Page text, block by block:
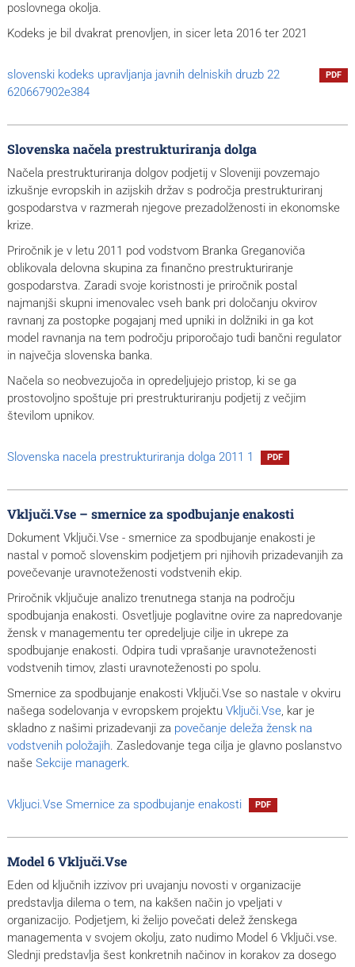
poslovnega okolja.
Kodeks je bil dvakrat prenovljen, in sicer leta 2016 ter 2021
slovenski kodeks upravljanja javnih delniskih druzb 22
620667902e384
PDF
Slovenska načela prestrukturiranja dolga
Načela prestrukturiranja dolgov podjetij v Sloveniji povzemajo
izkušnje evropskih in azijskih držav s področja prestrukturiranj
gospodarstva v razmerah njegove prezadolženosti in ekonomske
krize.
Priročnik je v letu 2011 pod vodstvom Branka Greganoviča
oblikovala delovna skupina za finančno prestrukturiranje
gospodarstva. Zaradi svoje koristnosti je priročnik postal
najmanjši skupni imenovalec vseh bank pri določanju okvirov
ravnanj za postopke pogajanj med upniki in dolžniki in ga kot
model ravnanja na tem področju priporočajo tudi bančni regulator
in največja slovenska banka.
Načela so neobvezujoča in opredeljujejo pristop, ki se ga
prostovoljno spoštuje pri prestrukturiranju podjetij z večjim
številom upnikov.
Slovenska nacela prestrukturiranja dolga 2011 1 PDF
Vključi.Vse – smernice za spodbujanje enakosti
Dokument Vključi.Vse - smernice za spodbujanje enakosti je
nastal v pomoč slovenskim podjetjem pri njihovih prizadevanjih za
povečevanje uravnoteženosti vodstvenih ekip.
Priročnik vključuje analizo trenutnega stanja na področju
spodbujanja enakosti. Osvetljuje poglavitne ovire za napredovanje
žensk v managementu ter opredeljuje cilje in ukrepe za
spodbujanje enakosti. Odpira tudi vprašanje uravnoteženosti
vodstvenih timov, zlasti uravnoteženosti po spolu.
Smernice za spodbujanje enakosti Vključi.Vse so nastale v okviru
našega sodelovanja v evropskem projektu Vključi.Vse, kar je
skladno z našimi prizadevanji za povečanje deleža žensk na
vodstvenih položajih. Zasledovanje tega cilja je glavno poslanstvo
naše Sekcije managerk.
Vkljuci.Vse Smernice za spodbujanje enakosti PDF
Model 6 Vključi.Vse
Eden od ključnih izzivov pri uvajanju novosti v organizacije
predstavlja dilema o tem, na kakšen način jo vpeljati v
organizacijo. Podjetjem, ki želijo povečati delež ženskega
managementa v svojem okolju, zato nudimo Model 6 Vključi.vse.
Slednji predstavlja šest konkretnih načinov in korakov za dosego